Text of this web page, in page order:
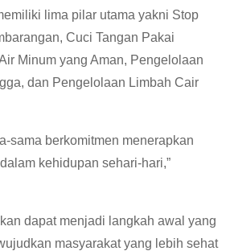
lima pilar utama yakni Stop
Cuci Tangan Pakai
Minum yang Aman, Pengelolaan
dan Pengelolaan Limbah Cair
sama berkomitmen menerapkan
kehidupan sehari-hari,”
dapat menjadi langkah awal yang
masyarakat yang lebih sehat